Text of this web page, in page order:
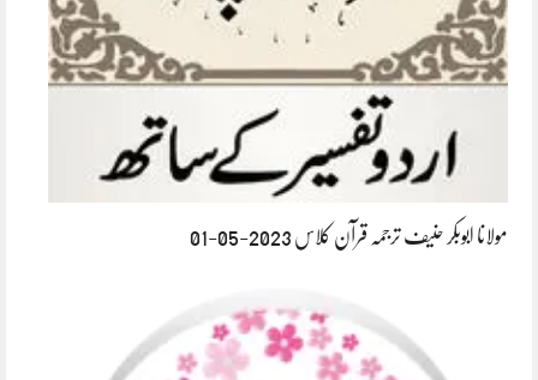
مولانا ابوبکر حنیف ترجمہ قرآن کلاس 2023-05-01